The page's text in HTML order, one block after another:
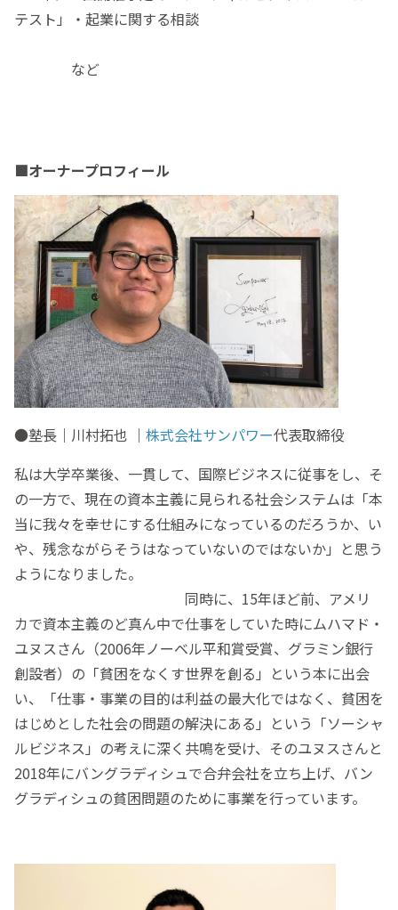
テスト」・起業に関する相談
など
■オーナープロフィール
●塾長｜川村拓也 ｜ 株式会社サンパワー代表取締役
私は大学卒業後、一貫して、国際ビジネスに従事をし、そ
の一方で、現在の資本主義に見られる社会システムは「本
当に我々を幸せにする仕組みになっているのだろうか、い
や、残念ながらそうはなっていないのではないか」と思う
ようになりました。
同時に、15年ほど前、アメリ
カで資本主義のど真ん中で仕事をしていた時にムハマド・
ユヌスさん（2006年ノーベル平和賞受賞、グラミン銀行
創設者）の「貧困をなくす世界を創る」という本に出会
い、「仕事・事業の目的は利益の最大化ではなく、貧困を
はじめとした社会の問題の解決にある」という「ソーシャ
ルビジネス」の考えに深く共鳴を受け、そのユヌスさんと
2018年にバングラディシュで合弁会社を立ち上げ、バン
グラディシュの貧困問題のために事業を行っています。